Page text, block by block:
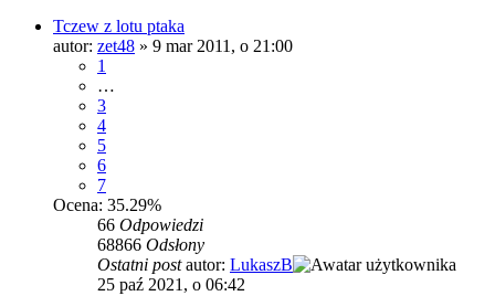
Tczew z lotu ptaka
autor: zet48 » 9 mar 2011, o 21:00
1
…
3
4
5
6
7
Ocena: 35.29%
66 Odpowiedzi
68866 Odsłony
Ostatni postautor: LukaszB
25 paź 2021, o 06:42